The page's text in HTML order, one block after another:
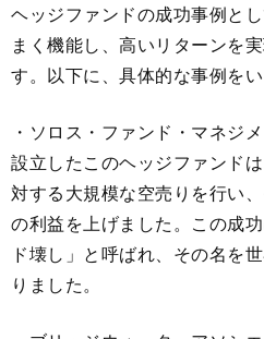
ヘッジファンドの成功事例と
まく機能し、高いリターンを
す。以下に、具体的な事例をい
・ソロス・ファンド・マネジ
設立したこのヘッジファンド
対する大規模な空売りを行い
の利益を上げました。この成
ド壊し」と呼ばれ、その名を
りました。